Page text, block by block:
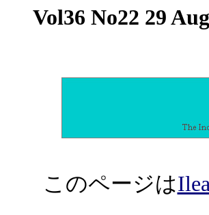
Vol36 No22 29
このページは